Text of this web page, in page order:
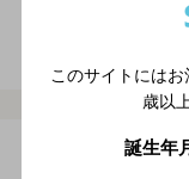
地図を表
ＢＡＲ イレ
このサイトにはお
歳以
誕生年